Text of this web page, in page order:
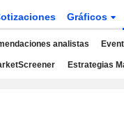
Gráficos
analistas
Estrategias